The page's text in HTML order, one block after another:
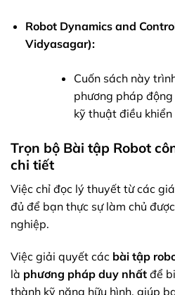
Robot Dynamics and
Vidyasagar):
Cuốn sách này
phương pháp
kỹ thuật điều
Trọn bộ Bài tập Robot
chi tiết
Việc chỉ đọc lý thuyết từ các
đủ để bạn thực sự làm chủ
nghiệp.
Việc giải quyết các bài tập
là phương pháp duy nhất để
thành kỹ năng hữu hình, giúp